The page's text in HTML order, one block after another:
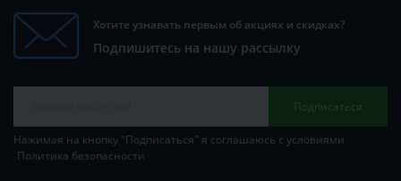
Хотите узнавать первым об акциях и скидках?
Подпишитесь на нашу рассылку
Подписаться
Нажимая на кнопку "Подписаться" я соглашаюсь с условиями
Политика безопасности